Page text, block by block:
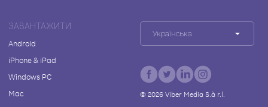
ЗАВАНТАЖИТИ
Android
iPhone & iPad
Windows PC
Mac
Українська
© 2026Viber Media S.à r.l.